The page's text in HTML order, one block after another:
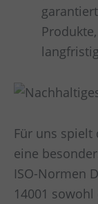
Für uns spielt
eine
ISO-Normen
14001